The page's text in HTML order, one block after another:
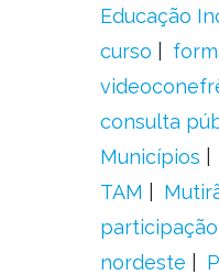
Educação
curso
consulta
Municípios
TAM
nordeste